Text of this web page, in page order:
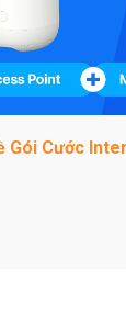
Gói Cước